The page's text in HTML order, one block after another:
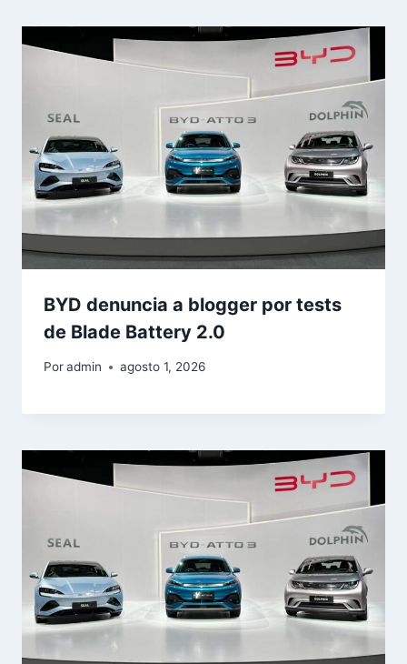
BYD denuncia a blogger por tests
de Blade Battery 2.0
Poradmin agosto 1, 2026